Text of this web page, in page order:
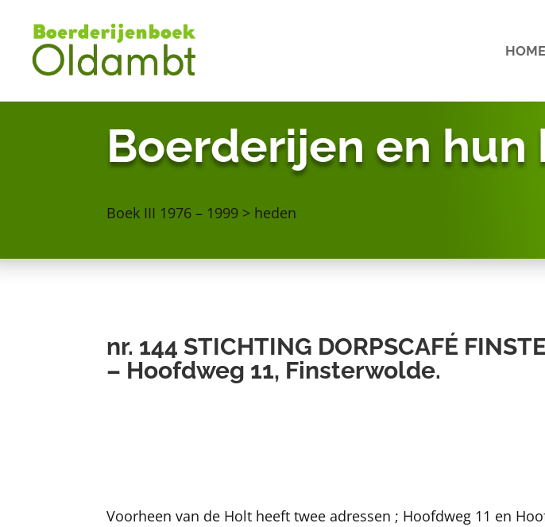
Boerderijen en hun
Boek III 1976 – 1999 > heden
nr. 144 STICHTING DORPSCAFÉ
– Hoofdweg 11, Finsterwolde.
Voorheen van de Holt heeft twee adressen ; Hoofdweg 11 en